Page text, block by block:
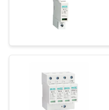
new
MCB
Sirkuit